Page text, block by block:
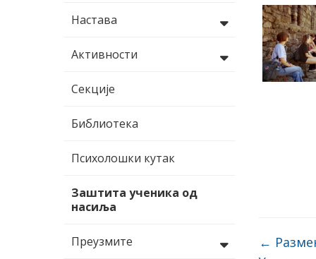
Настава
Активности
Секције
Библиотека
Психолошки кутак
Заштита ученика од
насиља
Преузмите ←